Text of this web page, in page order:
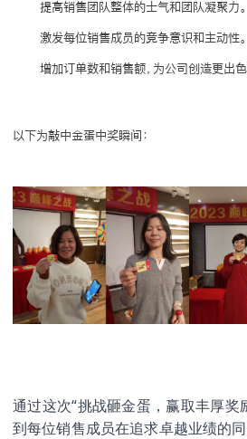
提高销售团队整体的士气和团队凝聚力。
激发每位销售成员的竞争意识和主动性。
增加订单数和销售额，为公司创造更出色
以下为敲中金蛋中奖瞬间：
通过这次“挑战砸金蛋，赢取丰厚奖
到每位销售成员在追求卓越业绩的